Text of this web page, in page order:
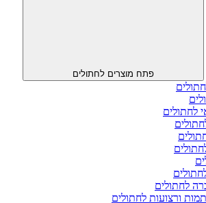
פתח מוצרים לחתולים
לחתולים
לחתולים
ורצועות לחתולים